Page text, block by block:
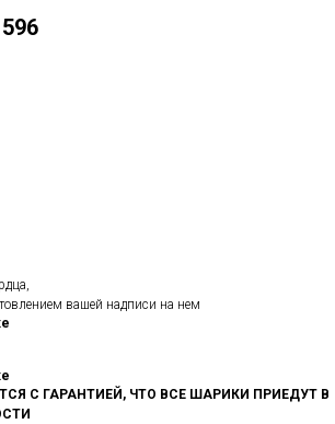
вашей надписи на нем
С ГАРАНТИЕЙ, ЧТО ВСЕ ШАРИКИ ПРИЕДУТ В